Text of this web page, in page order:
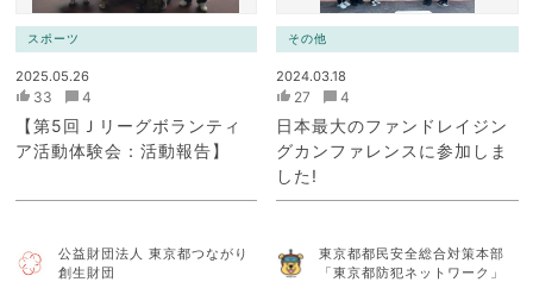
スポーツ
2025.05.26
33 4
【第5回Ｊリーグボランティ
ア活動体験会：活動報告】
その他
2024.03.18
27 4
日本最大のファンドレイジン
グカンファレンスに参加しま
した!
公益財団法人 東京都つながり
創生財団
東京都都民安全総合対策本部
「東京都防犯ネットワーク」